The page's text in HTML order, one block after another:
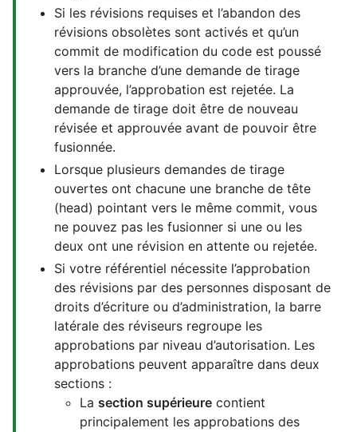
Si les révisions requises et l’abandon des
révisions obsolètes sont activés et qu’un
commit de modification du code est poussé
vers la branche d’une demande de tirage
approuvée, l’approbation est rejetée. La
demande de tirage doit être de nouveau
révisée et approuvée avant de pouvoir être
fusionnée.
Lorsque plusieurs demandes de tirage
ouvertes ont chacune une branche de tête
(head) pointant vers le même commit, vous
ne pouvez pas les fusionner si une ou les
deux ont une révision en attente ou rejetée.
Si votre référentiel nécessite l’approbation
des révisions par des personnes disposant de
droits d’écriture ou d’administration, la barre
latérale des réviseurs regroupe les
approbations par niveau d’autorisation. Les
approbations peuvent apparaître dans deux
sections :
La section supérieure contient
principalement les approbations des